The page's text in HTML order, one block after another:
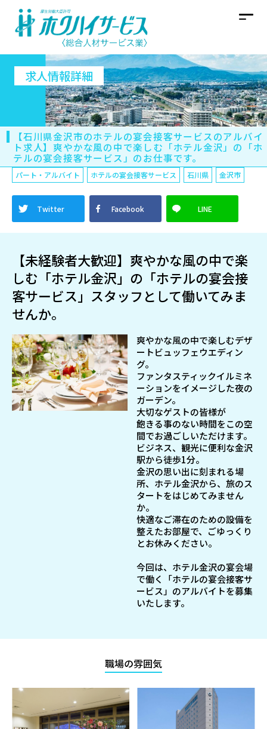
求人情報詳細
【石川県金沢市のホテルの宴会接客サービスのアルバイ
ト求人】爽やかな風の中で楽しむ「ホテル金沢」の「ホ
テルの宴会接客サービス」のお仕事です。
パート・アルバイト ホテルの宴会接客サービス 石川県 金沢市
Twitter Facebook LINE
【未経験者大歓迎】爽やかな風の中で楽
しむ「ホテル金沢」の「ホテルの宴会接
客サービス」スタッフとして働いてみま
せんか。
爽やかな風の中で楽しむデザ
ートビュッフェウエディン
グ。
ファンタスティックイルミネ
ーションをイメージした夜の
ガーデン。
大切なゲストの皆様が
飽きる事のない時間をこの空
間でお過ごしいただけます。
ビジネス、観光に便利な金沢
駅から徒歩1分。
金沢の思い出に刻まれる場
所、ホテル金沢から、旅のス
タートをはじめてみません
か。
快適なご滞在のための設備を
整えたお部屋で、ごゆっくり
とお休みください。
今回は、ホテル金沢の宴会場
で働く「ホテルの宴会接客サ
ービス」のアルバイトを募集
いたします。
職場の雰囲気